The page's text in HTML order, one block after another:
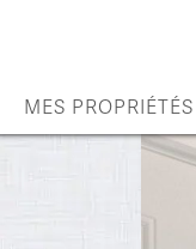
MES PROPRIÉTÉS